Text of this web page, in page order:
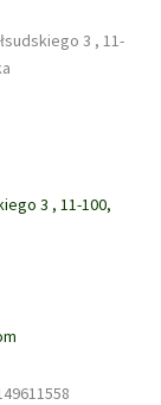
3 , 11-
3 , 11-100,